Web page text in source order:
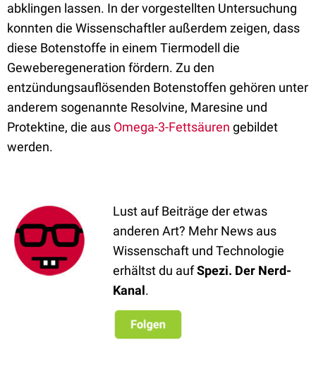
abklingen lassen. In der vorgestellten Untersuchung
konnten die Wissenschaftler außerdem zeigen, dass
diese Botenstoffe in einem Tiermodell die
Geweberegeneration fördern. Zu den
entzündungsauflösenden Botenstoffen gehören unter
anderem sogenannte Resolvine, Maresine und
Protektine, die aus Omega-3-Fettsäuren gebildet
werden.
Lust auf Beiträge der etwas
anderen Art? Mehr News aus
Wissenschaft und Technologie
erhältst du aufSpezi. Der Nerd-
Kanal.